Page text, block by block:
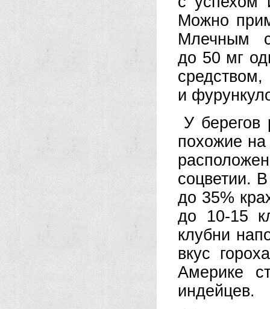
Можно
Млечным
до 50 мг
и
У берегов
похожие
соцветии.
до 35%
до 10-15
клубни
вкус
Америке
индейцев.